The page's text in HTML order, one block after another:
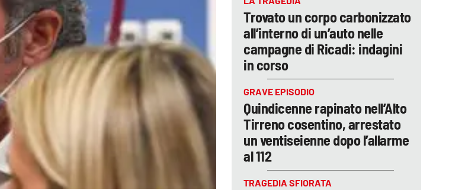
Trovato un corpo carbonizzato
all’interno di un’auto nelle
campagne di Ricadi: indagini
in corso
GRAVE EPISODIO
Quindicenne rapinato nell’Alto
Tirreno cosentino, arrestato
un ventiseienne dopo l’allarme
al 112
TRAGEDIA SFIORATA